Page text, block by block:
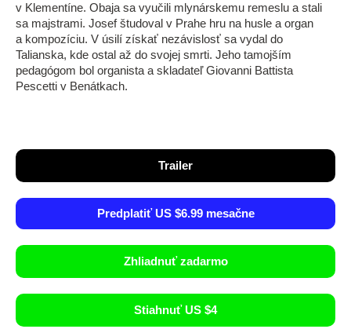
v Klementíne. Obaja sa vyučili mlynárskemu remeslu a stali
sa majstrami. Josef študoval v Prahe hru na husle a organ
a kompozíciu. V úsilí získať nezávislosť sa vydal do
Talianska, kde ostal až do svojej smrti. Jeho tamojším
pedagógom bol organista a skladateľ Giovanni Battista
Pescetti v Benátkach.
Trailer
Predplatiť US $6.99 mesačne
Zhliadnuť zadarmo
Stiahnuť US $4